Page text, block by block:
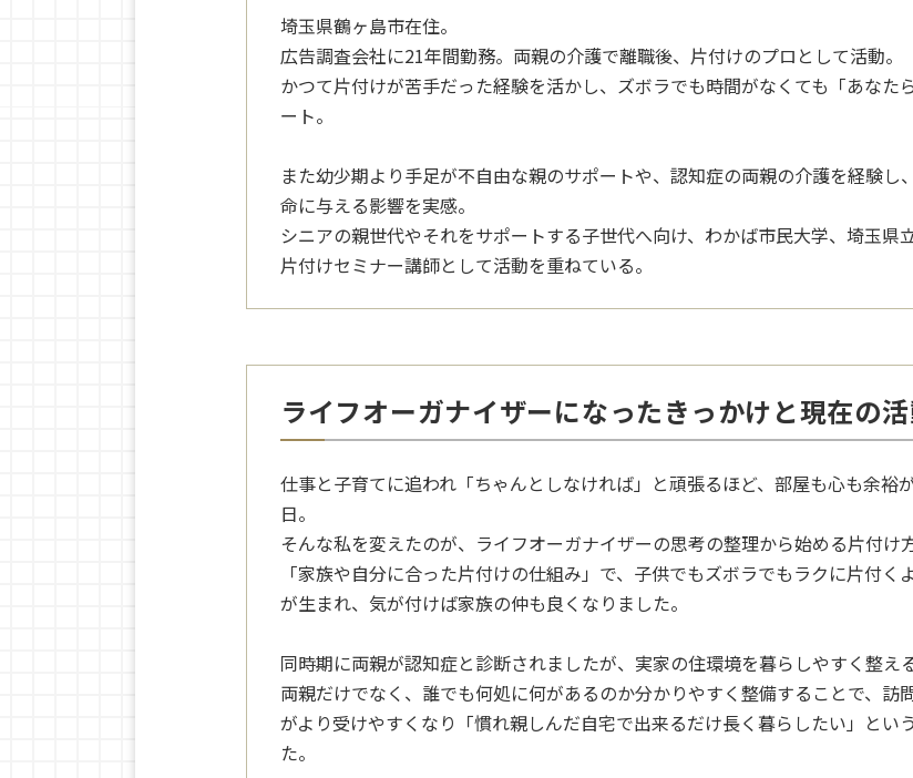
埼玉県鶴ヶ島市在住。
広告調査会社に21年間勤務。両親の介護で離職後、片付けのプロとして活動。
かつて片付けが苦手だった経験を活かし、ズボラでも時間がなくても「あなた
ート。
また幼少期より手足が不自由な親のサポートや、認知症の両親の介護を経験
命に与える影響を実感。
シニアの親世代やそれをサポートする子世代へ向け、わかば市民大学、埼玉県
片付けセミナー講師として活動を重ねている。
ライフオーガナイザーになったきっかけと現在の
仕事と子育てに追われ「ちゃんとしなければ」と頑張るほど、部屋も心も余裕
日。
そんな私を変えたのが、ライフオーガナイザーの思考の整理から始める片付け
「家族や自分に合った片付けの仕組み」で、子供でもズボラでもラクに片付
が生まれ、気が付けば家族の仲も良くなりました。
同時期に両親が認知症と診断されましたが、実家の住環境を暮らしやすく整え
両親だけでなく、誰でも何処に何があるのか分かりやすく整備することで、訪
がより受けやすくなり「慣れ親しんだ自宅で出来るだけ長く暮らしたい」とい
た。